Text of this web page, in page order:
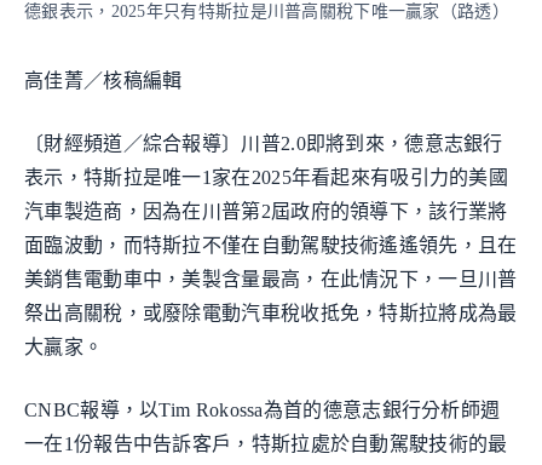
德銀表示，2025年只有特斯拉是川普高關稅下唯一贏家（路透）
高佳菁／核稿編輯
〔財經頻道／綜合報導〕川普2.0即將到來，德意志銀行
表示，特斯拉是唯一1家在2025年看起來有吸引力的美國
汽車製造商，因為在川普第2屆政府的領導下，該行業將
面臨波動，而特斯拉不僅在自動駕駛技術遙遙領先，且在
美銷售電動車中，美製含量最高，在此情況下，一旦川普
祭出高關稅，或廢除電動汽車稅收抵免，特斯拉將成為最
大贏家。
CNBC報導，以Tim Rokossa為首的德意志銀行分析師週
一在1份報告中告訴客戶，特斯拉處於自動駕駛技術的最